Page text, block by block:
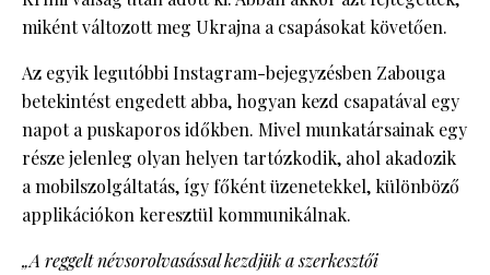
miként változott meg Ukrajna a csapásokat követően.
Az egyik legutóbbi Instagram-bejegyzésben Zabouga
betekintést engedett abba, hogyan kezd csapatával egy
napot a puskaporos időkben. Mivel munkatársainak egy
része jelenleg olyan helyen tartózkodik, ahol akadozik
a mobilszolgáltatás, így főként üzenetekkel, különböző
applikációkon keresztül kommunikálnak.
„A reggelt névsorolvasással kezdjük a szerkesztői